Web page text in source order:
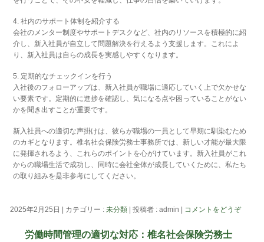
4. 社内のサポート体制を紹介する
会社のメンター制度やサポートデスクなど、社内のリソースを積極的に紹
介し、新入社員が自立して問題解決を行えるよう支援します。これによ
り、新入社員は自らの成長を実感しやすくなります。
5. 定期的なチェックインを行う
入社後のフォローアップは、新入社員が職場に適応していく上で欠かせな
い要素です。定期的に進捗を確認し、気になる点や困っていることがない
かを聞き出すことが重要です。
新入社員への適切な声掛けは、彼らが職場の一員として早期に馴染むため
のカギとなります。椎名社会保険労務士事務所では、新しい才能が最大限
に発揮されるよう、これらのポイントを心がけています。新入社員がこれ
からの職場生活で成功し、同時に会社全体が成長していくために、私たち
の取り組みを是非参考にしてください。
2025年2月25日 カテゴリー :未分類 |投稿者 : admin コメントをどうぞ
労働時間管理の適切な対応：椎名社会保険労務士